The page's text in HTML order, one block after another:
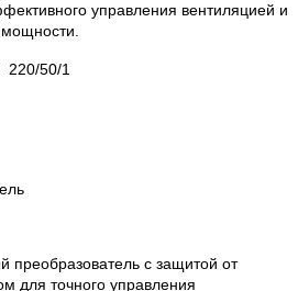
управления вентиляцией и
220/50/1
преобразователь с защитой от
для точного управления